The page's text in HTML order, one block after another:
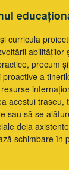
curricula
abilităților
precum
proactive a
acestui traseu,
sau să se
deja
schimbare în